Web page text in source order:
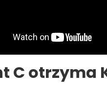
C otrzyma